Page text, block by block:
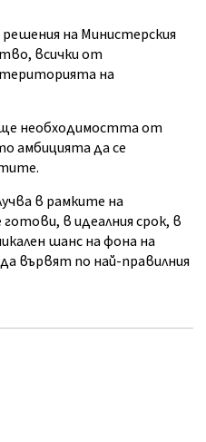
на Министерския
всички от
на
необходимостта от
амбицията да се
в рамките на
в идеалния срок, в
шанс на фона на
вървят по най-правилния